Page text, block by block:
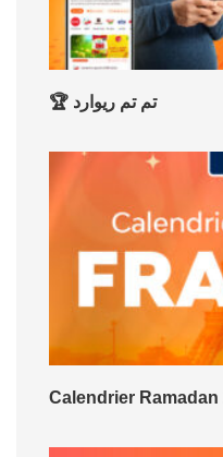
🏆 تم تم ريوارد
Calendrier